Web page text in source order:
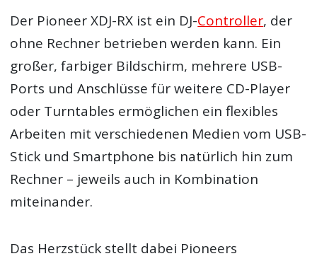
Der Pioneer XDJ-RX ist ein DJ-Controller, der
ohne Rechner betrieben werden kann. Ein
großer, farbiger Bildschirm, mehrere USB-
Ports und Anschlüsse für weitere CD-Player
oder Turntables ermöglichen ein flexibles
Arbeiten mit verschiedenen Medien vom USB-
Stick und Smartphone bis natürlich hin zum
Rechner – jeweils auch in Kombination
miteinander.
Das Herzstück stellt dabei Pioneers